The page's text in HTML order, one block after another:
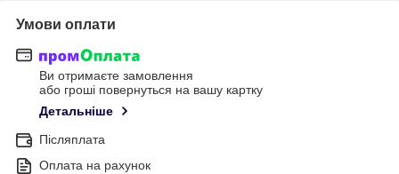
Умови оплати
Ви отримаєте замовлення
або гроші повернуться на вашу картку
Детальніше
Післяплата
Оплата на рахунок